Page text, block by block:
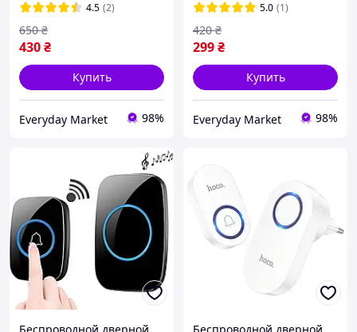
4.5 (2)
430₴
650 ₴
Купить
Everyday Market 98%
5.0 (1)
299₴
420 ₴
Купить
Everyday Market 98%